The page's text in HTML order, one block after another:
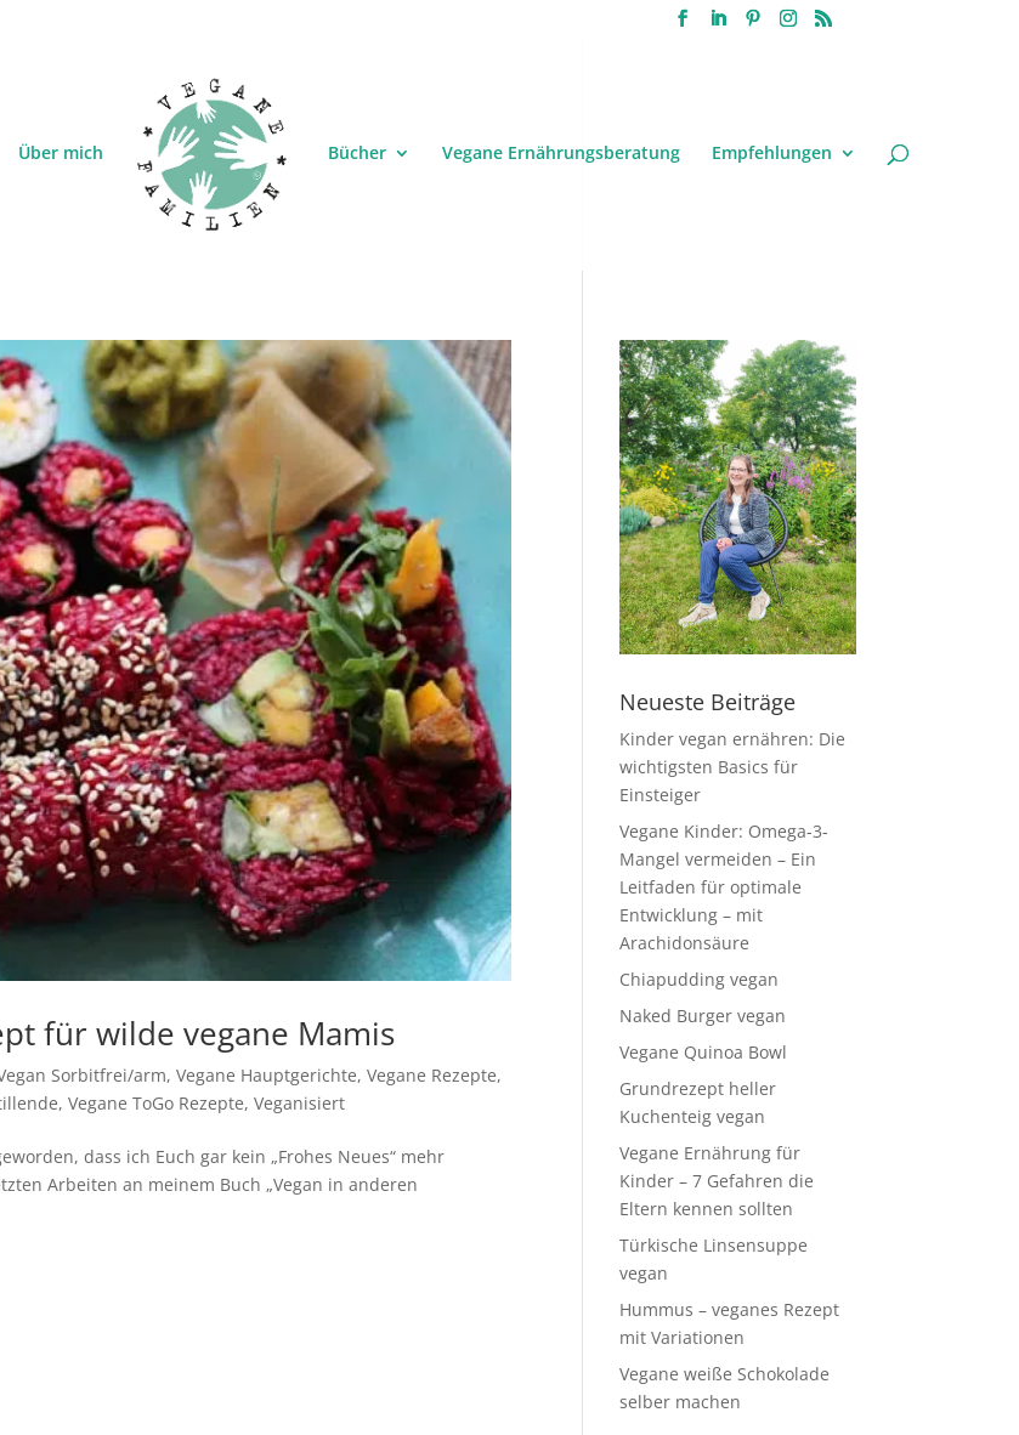
Über mich Bücher Vegane Ernährungsberatung Empfehlungen
für wilde vegane Mamis
Sorbitfrei/arm,Vegane Hauptgerichte,Vegane Rezepte,
,Vegane ToGo Rezepte,Veganisiert
dass ich Euch gar kein „Frohes Neues“ mehr
Arbeiten an meinem Buch „Vegan in anderen
Neueste Beiträge
Kinder vegan ernähren: Die
wichtigsten Basics für
Einsteiger
Vegane Kinder: Omega-3-
Mangel vermeiden – Ein
Leitfaden für optimale
Entwicklung – mit
Arachidonsäure
Chiapudding vegan
Naked Burger vegan
Vegane Quinoa Bowl
Grundrezept heller
Kuchenteig vegan
Vegane Ernährung für
Kinder – 7 Gefahren die
Eltern kennen sollten
Türkische Linsensuppe
vegan
Hummus – veganes Rezept
mit Variationen
Vegane weiße Schokolade
selber machen